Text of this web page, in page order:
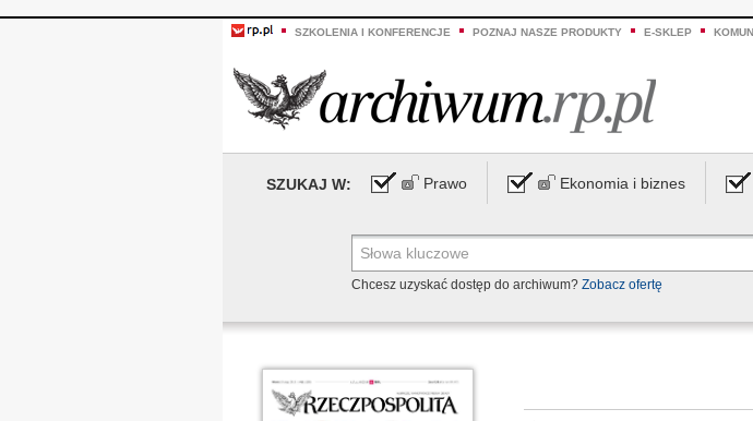
SZKOLENIA I KONFERENCJE POZNAJ NASZE PRODUKTY E-SKLEP
SZUKAJ W: Prawo Ekonomia i biznes
Chcesz uzyskać dostęp do archiwum? Zobacz ofertę